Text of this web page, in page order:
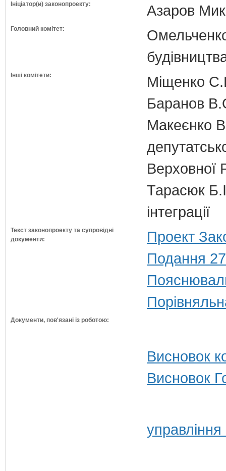
Ініціатор(и) законопроекту: Азаров
Головний комітет:
Інші комітети:
Міщенко
Баранов
Макеєнко
Верховної
Тарасюк
інтеграції
Текст законопроекту та супровідні
документи:
Проект
Подання
Документи, пов'язані із роботою:
Висновок
Висновок